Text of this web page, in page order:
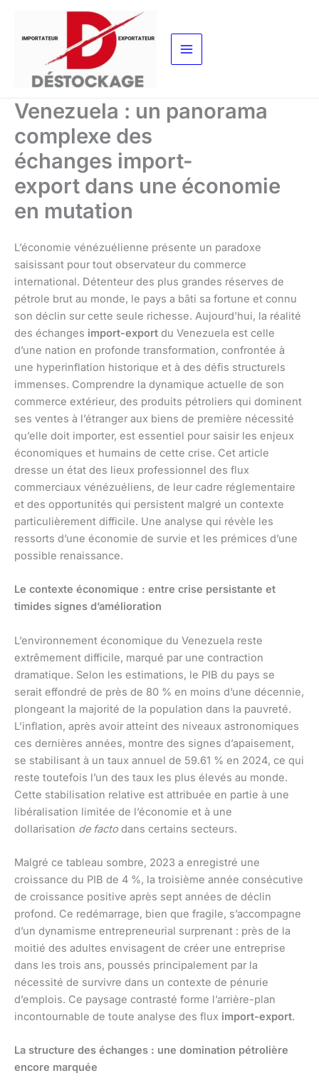
contenu
Venezuela : un panorama
complexe des
échanges import-
export dans une économie
en mutation
L’économie vénézuélienne présente un paradoxe
saisissant pour tout observateur du commerce
international. Détenteur des plus grandes réserves de
pétrole brut au monde, le pays a bâti sa fortune et connu
son déclin sur cette seule richesse. Aujourd’hui, la réalité
des échanges import-export du Venezuela est celle
d’une nation en profonde transformation, confrontée à
une hyperinflation historique et à des défis structurels
immenses. Comprendre la dynamique actuelle de son
commerce extérieur, des produits pétroliers qui dominent
ses ventes à l’étranger aux biens de première nécessité
qu’elle doit importer, est essentiel pour saisir les enjeux
économiques et humains de cette crise. Cet article
dresse un état des lieux professionnel des flux
commerciaux vénézuéliens, de leur cadre réglementaire
et des opportunités qui persistent malgré un contexte
particulièrement difficile. Une analyse qui révèle les
ressorts d’une économie de survie et les prémices d’une
possible renaissance.
Le contexte économique : entre crise persistante et
timides signes d’amélioration
L’environnement économique du Venezuela reste
extrêmement difficile, marqué par une contraction
dramatique. Selon les estimations, le PIB du pays se
serait effondré de près de 80 % en moins d’une décennie,
plongeant la majorité de la population dans la pauvreté.
L’inflation, après avoir atteint des niveaux astronomiques
ces dernières années, montre des signes d’apaisement,
se stabilisant à un taux annuel de 59.61 % en 2024, ce qui
reste toutefois l’un des taux les plus élevés au monde.
Cette stabilisation relative est attribuée en partie à une
libéralisation limitée de l’économie et à une
dollarisation de facto dans certains secteurs.
Malgré ce tableau sombre, 2023 a enregistré une
croissance du PIB de 4 %, la troisième année consécutive
de croissance positive après sept années de déclin
profond. Ce redémarrage, bien que fragile, s’accompagne
d’un dynamisme entrepreneurial surprenant : près de la
moitié des adultes envisagent de créer une entreprise
dans les trois ans, poussés principalement par la
nécessité de survivre dans un contexte de pénurie
d’emplois. Ce paysage contrasté forme l’arrière-plan
incontournable de toute analyse des flux import-export.
La structure des échanges : une domination pétrolière
encore marquée